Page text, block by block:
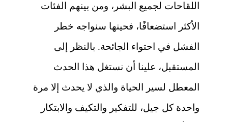
اللقاحات لجميع البشر، ومن بينهم الفئات
الأكثر استضعافًا، فحينها سنواجه خطر
الفشل في احتواء الجائحة. بالنظر إلى
المستقبل، علينا أن نستغل هذا الحدث
المعطل لسير الحياة والذي لا يحدث إلا مرة
واحدة كل جيل، للتفكير والتكيف والابتكار